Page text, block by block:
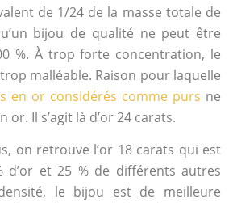
de 1/24 de la masse totale de
bijou de qualité ne peut être
%. À trop forte concentration, le
malléable. Raison pour laquelle
en or considérés comme purs ne
or. Il s’agit là d’or 24 carats.
on retrouve l’or 18 carats qui est
d’or et 25 % de différents autres
le bijou est de meilleure